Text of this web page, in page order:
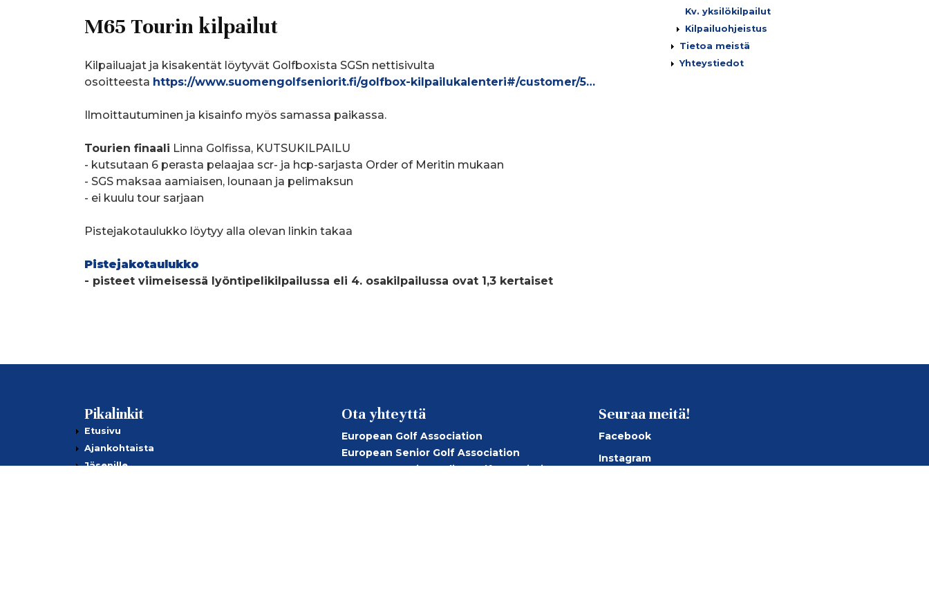
M65 Tourin kilpailut
Kilpailuajat ja kisakentät löytyvät Golfboxista SGSn nettisivulta
osoitteesta https://www.suomengolfseniorit.fi/golfbox-kilpailukalenteri#/customer/5…
Ilmoittautuminen ja kisainfo myös samassa paikassa.
Tourien finaali Linna Golfissa, KUTSUKILPAILU
- kutsutaan 6 perasta pelaajaa scr- ja hcp-sarjasta Order of Meritin mukaan
- SGS maksaa aamiaisen, lounaan ja pelimaksun
- ei kuulu tour sarjaan
Pistejakotaulukko löytyy alla olevan linkin takaa
Pistejakotaulukko
- pisteet viimeisessä lyöntipelikilpailussa eli 4. osakilpailussa ovat 1,3 kertaiset
Kv. yksilökilpailut
Kilpailuohjeistus
Tietoa meistä
Yhteystiedot
Pikalinkit
Etusivu
Ajankohtaista
Jäsenille
Ota yhteyttä
European Golf Association
European Senior Golf Association
European Senior Ladies Golf Association
Seuraa meitä!
Facebook
Instagram